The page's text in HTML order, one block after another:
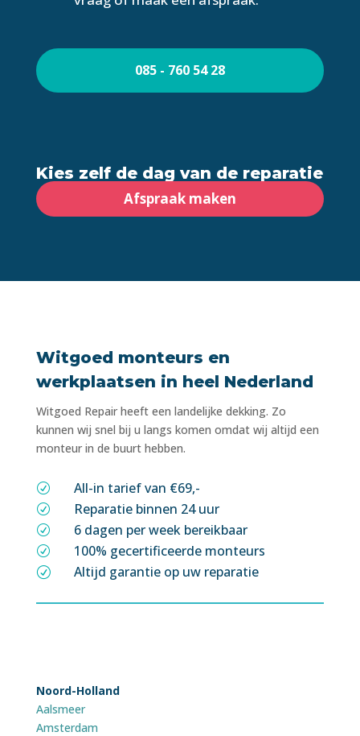
085 - 760 54 28
Kies zelf de dag van de reparatie
Afspraak maken
Witgoed monteurs en
werkplaatsen in heel Nederland
Witgoed Repair heeft een landelijke dekking. Zo
kunnen wij snel bij u langs komen omdat wij altijd een
monteur in de buurt hebben.
R All-in tarief van €69,-
R Reparatie binnen 24 uur
R 6 dagen per week bereikbaar
R 100% gecertificeerde monteurs
R Altijd garantie op uw reparatie
Noord-Holland
Aalsmeer
Amsterdam